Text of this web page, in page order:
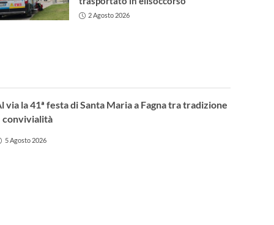
2 Agosto 2026
via la 41ª festa di Santa Maria a Fagna tra tradizione
convivialità
5 Agosto 2026